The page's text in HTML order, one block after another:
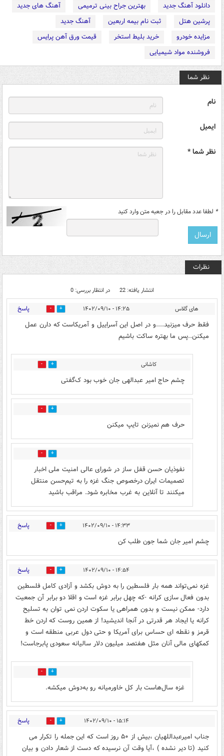
دانلود آهنگ جدید
بهترین جراح بینی ترمیمی
آهنگ های جدید
پرشین هتل
ثبت نام بیمه اربعین
آهنگ جدید
مزایده خودرو
خرید بلیط استخر
قیمت ورق آهن پرایس
فروشنده مواد شیمیایی
نظر شما
نام
ایمیل
نظر شما *
* لطفا عدد مقابل را در جعبه متن وارد کنید
نظرات
انتشار یافته: 22 در انتظار بررسی: 0
های گلاس ۱۴:۲۵ - ۱۴۰۲/۰۹/۱۰ 23 پاسخ
فقط حرف میزنید....و در اصل این آسراییل و آمریکاست که دارن عمل
میکنن..پس ما بهتره ساکت باشیم
کاشانی 0
چشم حاج امیر عبدالهی جان خوب بود ک‌گفتی
0
حرف هم نمیزنن تایپ میکنن
2
نفوذیان حسن قفل ساز در شورای عالی امنیت ملی اخبار
تصمیمات ایران درخصوص جنگ‌ غزه را به تیم‌حسن منتقل
میکنند تا آنلاین به غرب مخابره شود. مراقب باشید
۱۴:۳۳ - ۱۴۰۲/۰۹/۱۰ 0 پاسخ
چشم امیر جان شما جون طلب کن
۱۴:۵۴ - ۱۴۰۲/۰۹/۱۰ 14 پاسخ
غزه نمی‌تواند همه بار فلسطین را به دوش‌ بکشد و آزادی کامل فلسطین
بدون فعال سازی کرانه -که چهل برابر غزه است و اقلا دو برابر آن جمعیت
دارد- ممکن نیست و بدون همراهی یا سکوت اردن نمی توان به تسلیح
کرانه یا ایجاد هر قدرتی در آنجا اندیشید! از همین روست که اردن خط
قرمز و نقطه ای حساس برای آمریکا و حتی دول‌ عربی منطقه است و
کمکهای مالی آنان مثل هفتصد میلیون دلار سالیانه سعودی پابرجاست!
2
غزه سال‌هاست بار کل خاورمیانه رو به‌دوش میکشه.
۱۵:۱۴ - ۱۴۰۲/۰۹/۱۰ 23 پاسخ
جناب امیرعبداللهیان ،بیش از ۵۰ روز است که این جمله را تکرار می
کنید (تا دیر نشده ) ،آیا وقت آن نرسیده که دست از شعار دادن و بیان